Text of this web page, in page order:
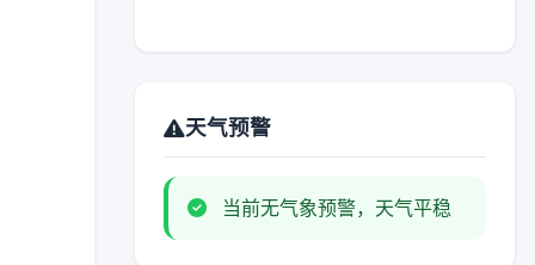
天气预警
当前无气象预警，天气平稳